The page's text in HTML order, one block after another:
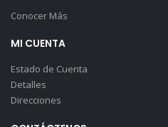
Conocer Más
MI CUENTA
Estado de Cuenta
Detalles
Direcciones